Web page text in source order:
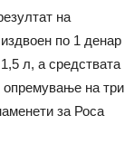
на
по 1 денар
л, а средствата
на три
за Роса